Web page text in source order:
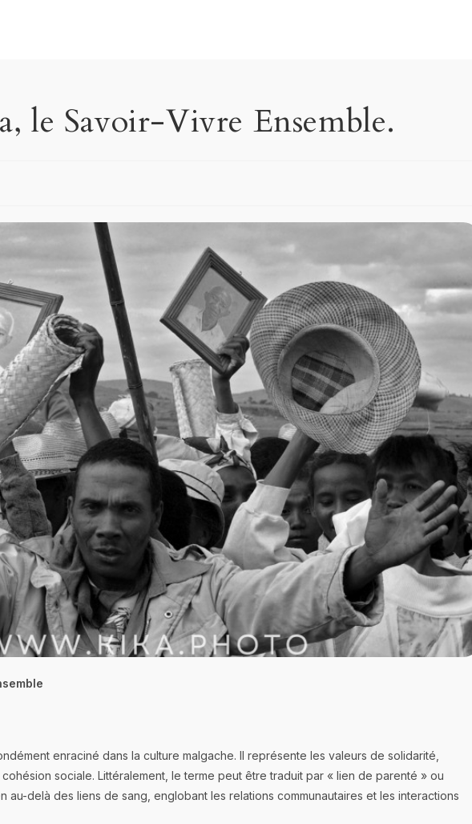
le Savoir-Vivre Ensemble.
enraciné dans la culture malgache. Il représente les valeurs de solidarité,
sociale. Littéralement, le terme peut être traduit par « lien de parenté » ou
au-delà des liens de sang, englobant les relations communautaires et les interactions